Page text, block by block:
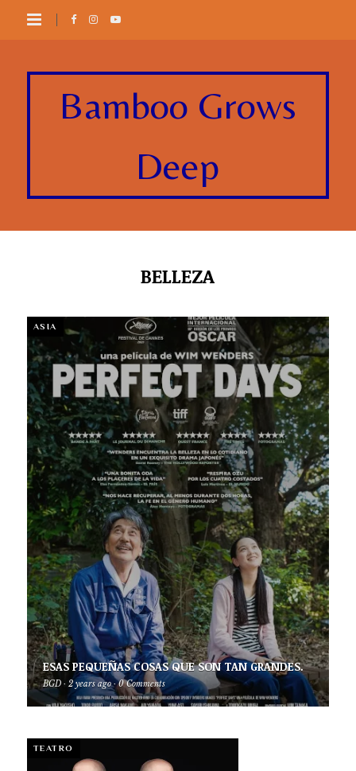
Bamboo Grows
Deep
BELLEZA
ASIA
ESAS PEQUEÑAS COSAS QUE SON TAN GRANDES.
BGD · 2 years ago · 0 Comments
TEATRO